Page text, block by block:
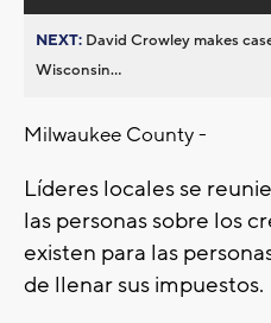
NEXT: David Crowley makes
Wisconsin...
Milwaukee County -
Líderes locales se
las personas sobre los
existen para las
de llenar sus impuestos.